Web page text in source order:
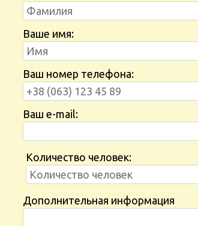
Ваше имя:
Ваш номер телефона:
Ваш e-mail:
Количество человек:
Дополнительная информация